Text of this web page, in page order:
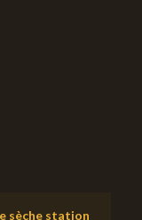
sèche station